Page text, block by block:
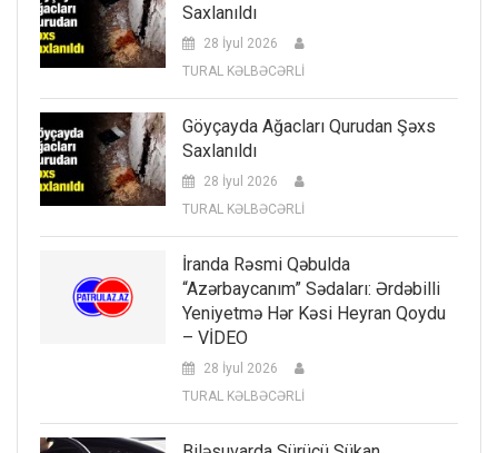
Saxlanıldı
28 İyul 2026
TURAL KƏLBƏCƏRLİ
Göyçayda Ağacları Qurudan Şəxs
Saxlanıldı
28 İyul 2026
TURAL KƏLBƏCƏRLİ
İranda Rəsmi Qəbulda
“Azərbaycanım” Sədaları: Ərdəbilli
Yeniyetmə Hər Kəsi Heyran Qoydu
– VİDEO
28 İyul 2026
TURAL KƏLBƏCƏRLİ